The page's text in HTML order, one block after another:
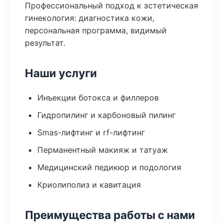
Профессиональный подход к эстетическая
гинекология: диагностика кожи,
персональная программа, видимый
результат.
Наши услуги
Инъекции ботокса и филлеров
Гидропилинг и карбоновый пилинг
Smas-лифтинг и rf-лифтинг
Перманентный макияж и татуаж
Медицинский педикюр и подология
Криолиполиз и кавитация
Преимущества работы с нами